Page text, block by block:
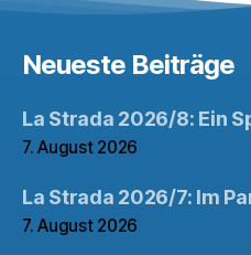
Neueste Beiträge
La Strada 2026/8: Ein
7. August 2026
La Strada 2026/7: Im
7. August 2026